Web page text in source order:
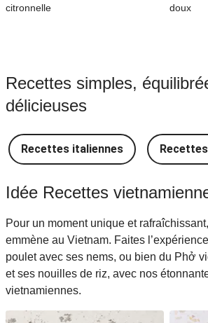
citronnelle
doux
Recettes simples,
délicieuses
Recettes italiennes
Idée Recettes
Pour un moment unique et
emmène au Vietnam. Faites
poulet avec ses nems, ou bien du Phở
et ses nouilles de riz, avec nos
vietnamiennes.